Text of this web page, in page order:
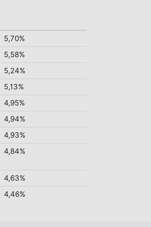
5,70%
5,58%
5,24%
5,13%
4,95%
4,94%
4,93%
4,84%
4,63%
4,46%